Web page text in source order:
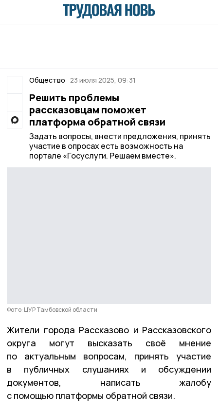
Общество 23 июля 2025, 09:31
Решить проблемы
рассказовцам поможет
платформа обратной связи
Задать вопросы, внести предложения, принять
участие в опросах есть возможность на
портале «Госуслуги. Решаем вместе».
Фото: ЦУР Тамбовской области
Жители города Рассказово и Рассказовского
округа могут высказать своё мнение
по актуальным вопросам, принять участие
в публичных слушаниях и обсуждении
документов, написать жалобу
с помощью платформы обратной связи.